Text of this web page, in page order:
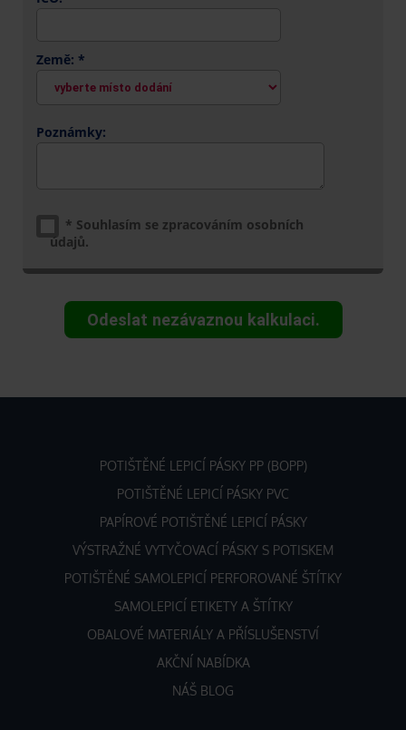
Země: *
Poznámky:
* Souhlasím se zpracováním osobních
údajů.
POTIŠTĚNÉ LEPICÍ PÁSKY PP (BOPP)
POTIŠTĚNÉ LEPICÍ PÁSKY PVC
PAPÍROVÉ POTIŠTĚNÉ LEPICÍ PÁSKY
VÝSTRAŽNÉ VYTYČOVACÍ PÁSKY S POTISKEM
POTIŠTĚNÉ SAMOLEPICÍ PERFOROVANÉ ŠTÍTKY
SAMOLEPICÍ ETIKETY A ŠTÍTKY
OBALOVÉ MATERIÁLY A PŘÍSLUŠENSTVÍ
AKČNÍ NABÍDKA
NÁŠ BLOG